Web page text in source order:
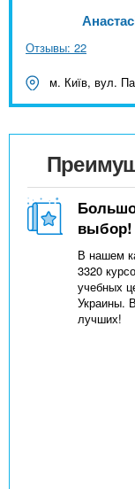
Отзывы: 22
м. Київ, вул.
выбор!
В нашем
3320
учебных
Украины.
лучших!